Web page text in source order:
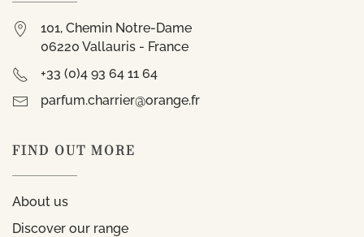
101, Chemin Notre-Dame
06220 Vallauris - France
+33 (0)4 93 64 11 64
parfum.charrier@orange.fr
FIND OUT MORE
About us
Discover our range